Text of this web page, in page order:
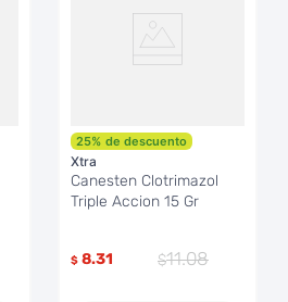
25% de descuento
Xtra
Canesten Clotrimazol
Triple Accion 15 Gr
$ 8.31 11.08